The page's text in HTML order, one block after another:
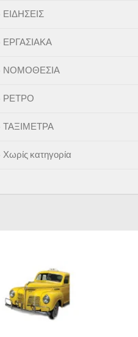
ΕΙΔΗΣΕΙΣ
ΕΡΓΑΣΙΑΚΑ
ΝΟΜΟΘΕΣΙΑ
ΡΕΤΡΟ
ΤΑΞΙΜΕΤΡΑ
Χωρίς κατηγορία